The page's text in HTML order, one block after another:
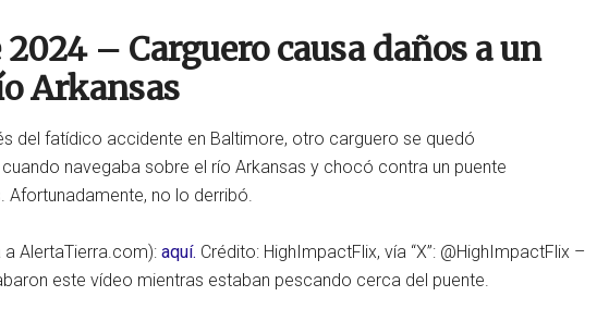
2024 – Carguero causa daños a un
Arkansas
del fatídico accidente en Baltimore, otro carguero se quedó
navegaba sobre el río Arkansas y chocó contra un puente
no lo derribó.
AlertaTierra.com): aquí. Crédito: HighImpactFlix, vía “X”: @HighImpactFlix –
este vídeo mientras estaban pescando cerca del puente.